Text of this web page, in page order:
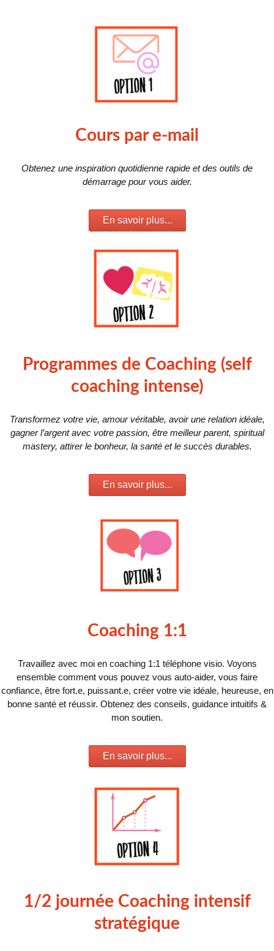
Cours par e-mail
Obtenez une inspiration quotidienne rapide et des outils de
démarrage pour vous aider.
En savoir plus...
Programmes de Coaching (self
coaching intense)
Transformez votre vie, amour véritable, avoir une relation idéale,
gagner l’argent avec votre passion, être meilleur parent, spiritual
mastery, attirer le bonheur, la santé et le succès durables.
En savoir plus...
Coaching 1:1
Travaillez avec moi en coaching 1:1 téléphone visio. Voyons
ensemble comment vous pouvez vous auto-aider, vous faire
confiance, être fort.e, puissant.e, créer votre vie idéale, heureuse, en
bonne santé et réussir. Obtenez des conseils, guidance intuitifs &
mon soutien.
En savoir plus...
1/2 journée Coaching intensif
stratégique